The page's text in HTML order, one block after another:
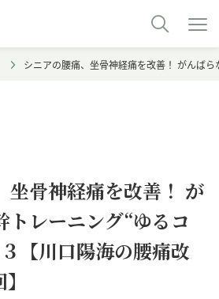
シニアの腰痛、坐骨神経痛を改善！ がんば
坐骨神経痛を改善！ が
トレーニング“ゆるコ
【川口陽海の腰痛改